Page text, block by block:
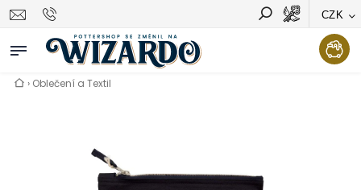
CZK
Vyhledávání Hledat
› Oblečení a Textil